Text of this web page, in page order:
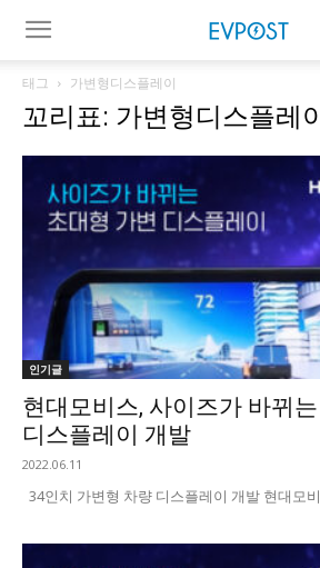
태그 가변형디스플레이
꼬리표: 가변형디스플레이
인기글
현대모비스, 사이즈가 바뀌
디스플레이 개발
2022.06.11
34인치 가변형 차량 디스플레이 개발 현대모